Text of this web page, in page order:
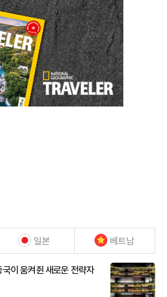
일본 베트남
이 움켜쥔 새로운 전략자